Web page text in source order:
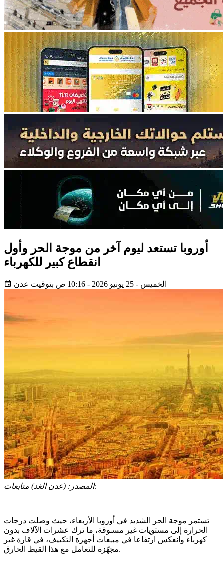
أوروبا تستعد ليوم آخر من موجة الحر وأول
انقطاع كبير للكهرباء
الخميس - 25 يونيو 2026 - 10:16 ص بتوقيت عدن
المصدر:(عدن الغد) متابعات:
تستمر موجة الحر الشديد في أوروبا الأربعاء، حيث وصلت درجات
الحرارة إلى مستويات غير مسبوقة، ما ترك عشرات الآلاف بدون
كهرباء وانعكس ارتفاعا في مبيعات أجهزة التكييف، في قارة غير
مجهّزة للتعامل مع هذا القيظ الحارق.